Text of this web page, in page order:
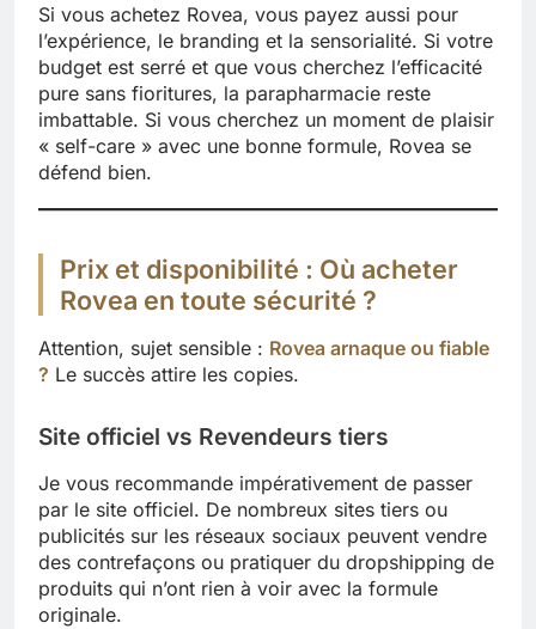
Si vous achetez Rovea, vous payez aussi pour
l’expérience, le branding et la sensorialité. Si votre
budget est serré et que vous cherchez l’efficacité
pure sans fioritures, la parapharmacie reste
imbattable. Si vous cherchez un moment de plaisir
« self-care » avec une bonne formule, Rovea se
défend bien.
Prix et disponibilité : Où acheter
Rovea en toute sécurité ?
Attention, sujet sensible : Rovea arnaque ou fiable
? Le succès attire les copies.
Site officiel vs Revendeurs tiers
Je vous recommande impérativement de passer
par le site officiel. De nombreux sites tiers ou
publicités sur les réseaux sociaux peuvent vendre
des contrefaçons ou pratiquer du dropshipping de
produits qui n’ont rien à voir avec la formule
originale.